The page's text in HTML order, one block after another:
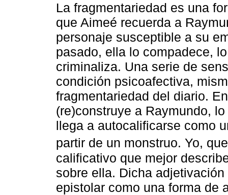
La fragmentariedad es una
que Aimeé recuerda a
personaje susceptible a su
pasado, ella lo compadece,
criminaliza. Una serie de
condición psicoafectiva,
fragmentariedad del diario.
(re)construye a Raymundo,
llega a autocalificarse como
partir de un monstruo. Yo,
calificativo que mejor
sobre ella. Dicha
epistolar como una forma de